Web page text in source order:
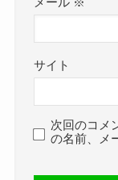
サイト
次回のコメ
の名前、メ